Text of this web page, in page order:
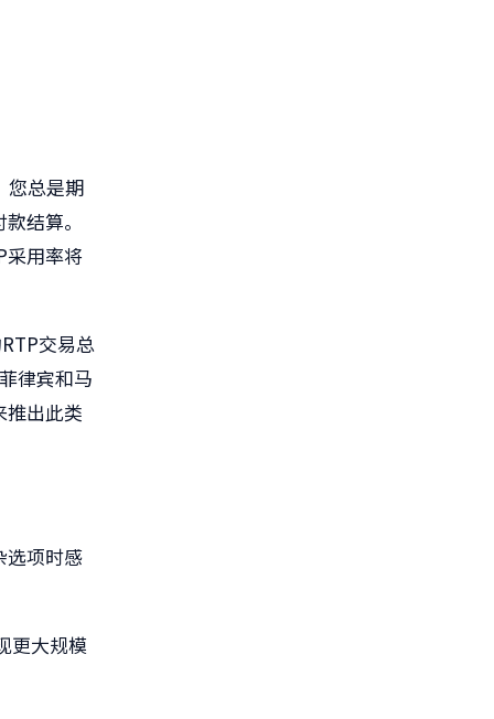
您总是期
结算。
采用率将
交易总
律宾和马
推出此类
选项时感
更大规模